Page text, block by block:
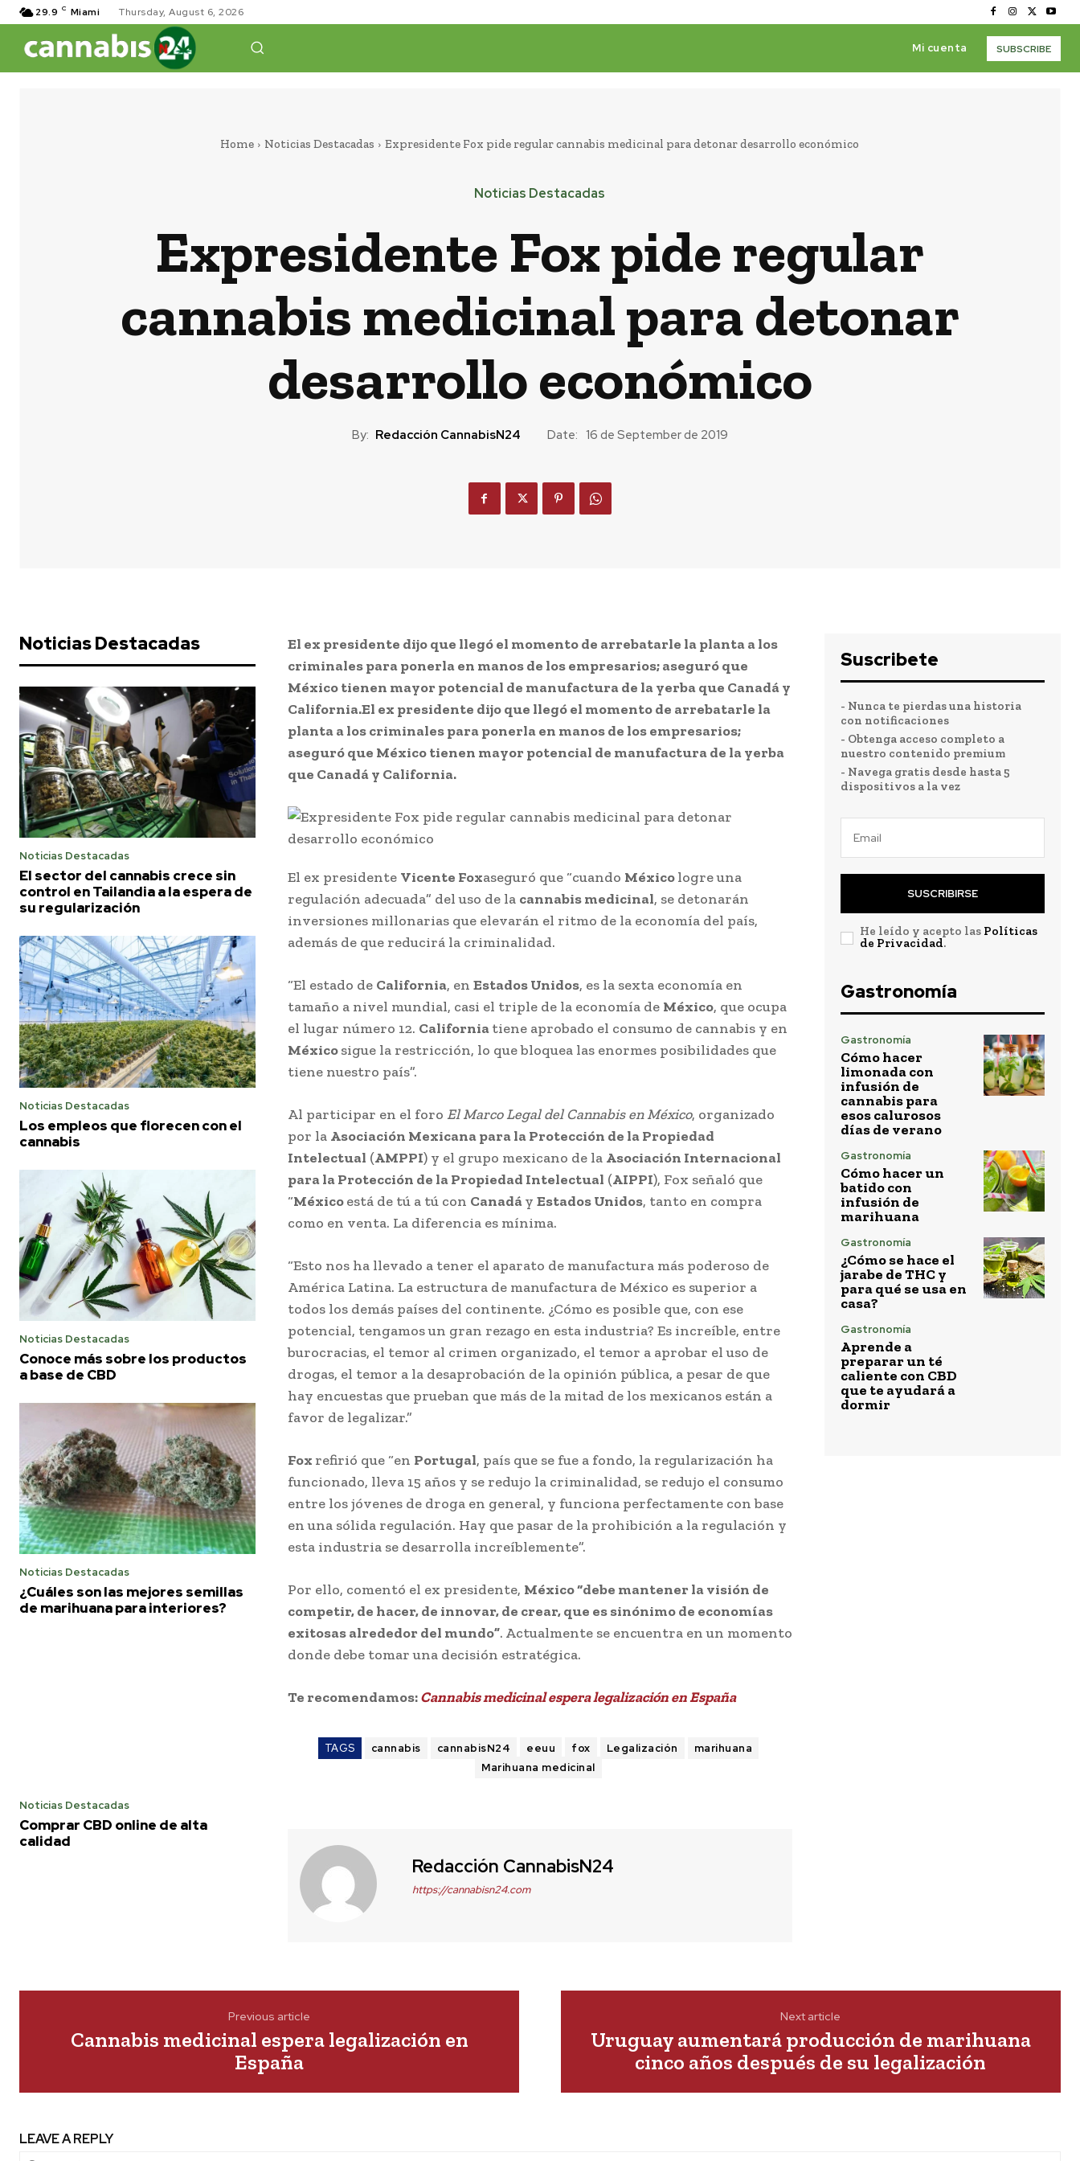
29.9 C Miami Thursday, August 6, 2026
Mi cuenta SUBSCRIBE
Home Noticias Destacadas Expresidente Fox pide regular cannabis medicinal para detonar desarrollo económico
Noticias Destacadas
Expresidente Fox pide regular
cannabis medicinal para detonar
desarrollo económico
By: Redacción CannabisN24 Date: 16 de September de 2019
Noticias Destacadas
Noticias Destacadas
El sector del cannabis crece sin
control en Tailandia a la espera de
su regularización
Noticias Destacadas
Los empleos que florecen con el
cannabis
Noticias Destacadas
Conoce más sobre los productos
a base de CBD
Noticias Destacadas
¿Cuáles son las mejores semillas
de marihuana para interiores?
Noticias Destacadas
Comprar CBD online de alta
calidad
El ex presidente dijo que llegó el momento de arrebatarle la planta a los
criminales para ponerla en manos de los empresarios; aseguró que
México tienen mayor potencial de manufactura de la yerba que Canadá y
California.El ex presidente dijo que llegó el momento de arrebatarle la
planta a los criminales para ponerla en manos de los empresarios;
aseguró que México tienen mayor potencial de manufactura de la yerba
que Canadá y California.
El ex presidente Vicente Foxaseguró que “cuando Méxicologre una
regulación adecuada” del uso de la cannabis medicinal, se detonarán
inversiones millonarias que elevarán el ritmo de la economía del país,
además de que reducirá la criminalidad.
“El estado de California, en Estados Unidos, es la sexta economía en
tamaño a nivel mundial, casi el triple de la economía de México, que ocupa
el lugar número 12. Californiatiene aprobado el consumo de cannabis y en
Méxicosigue la restricción, lo que bloquea las enormes posibilidades que
tiene nuestro país”.
Al participar en el foro El Marco Legal del Cannabis en México, organizado
por la Asociación Mexicana para la Protección de la Propiedad
Intelectual (AMPPI) y el grupo mexicano de la Asociación Internacional
para la Protección de la Propiedad Intelectual (AIPPI), Fox señaló que
“Méxicoestá de tú a tú con Canadáy Estados Unidos, tanto en compra
como en venta. La diferencia es mínima.
“Esto nos ha llevado a tener el aparato de manufactura más poderoso de
América Latina. La estructura de manufactura de México es superior a
todos los demás países del continente. ¿Cómo es posible que, con ese
potencial, tengamos un gran rezago en esta industria? Es increíble, entre
burocracias, el temor al crimen organizado, el temor a aprobar el uso de
drogas, el temor a la desaprobación de la opinión pública, a pesar de que
hay encuestas que prueban que más de la mitad de los mexicanos están a
favor de legalizar.”
Fox refirió que “en Portugal, país que se fue a fondo, la regularización ha
funcionado, lleva 15 años y se redujo la criminalidad, se redujo el consumo
entre los jóvenes de droga en general, y funciona perfectamente con base
en una sólida regulación. Hay que pasar de la prohibición a la regulación y
esta industria se desarrolla increíblemente”.
Por ello, comentó el ex presidente, México “debe mantener la visión de
competir, de hacer, de innovar, de crear, que es sinónimo de economías
exitosas alrededor del mundo”. Actualmente se encuentra en un momento
donde debe tomar una decisión estratégica.
Te recomendamos:Cannabis medicinal espera legalización en España
TAGS cannabis cannabisN24 eeuu fox Legalización
marihuana
Marihuana medicinal
Redacción CannabisN24
https://cannabisn24.com
Suscribete
- Nunca te pierdas una historia
con notificaciones
- Obtenga acceso completo a
nuestro contenido premium
- Navega gratis desde hasta 5
dispositivos a la vez
SUSCRIBIRSE
He leído y acepto las Políticas
de Privacidad.
Gastronomía
Gastronomía
Cómo hacer
limonada con
infusión de
cannabis para
esos calurosos
días de verano
Gastronomía
Cómo hacer un
batido con
infusión de
marihuana
Gastronomía
¿Cómo se hace el
jarabe de THC y
para qué se usa en
casa?
Gastronomía
Aprende a
preparar un té
caliente con CBD
que te ayudará a
dormir
Previous article
Cannabis medicinal espera legalización en
España
Next article
Uruguay aumentará producción de marihuana
cinco años después de su legalización
LEAVE A REPLY